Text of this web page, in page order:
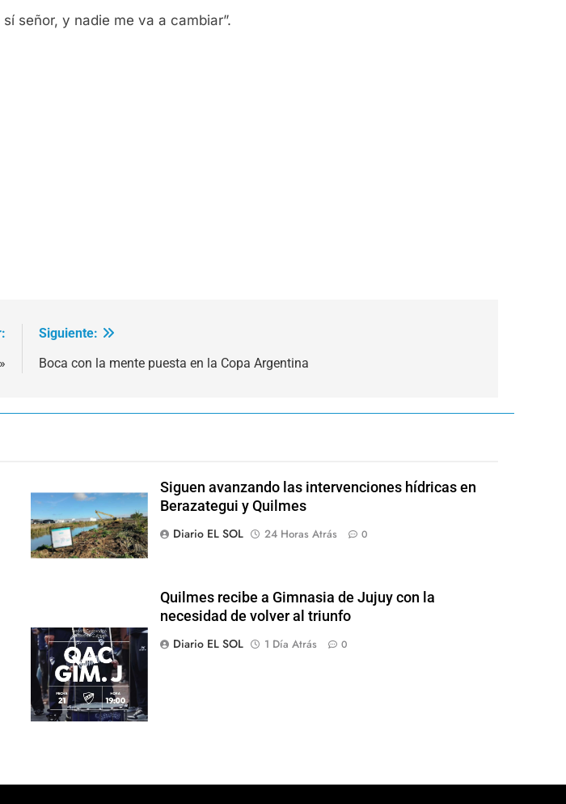
señor, y nadie me va a cambiar”.
Siguiente:
Boca con la mente puesta en la Copa Argentina
Siguen avanzando las intervenciones hídricas en
Berazategui y Quilmes
Diario EL SOL
24 Horas Atrás 0
Quilmes recibe a Gimnasia de Jujuy con la
necesidad de volver al triunfo
Diario EL SOL
1 Día Atrás 0